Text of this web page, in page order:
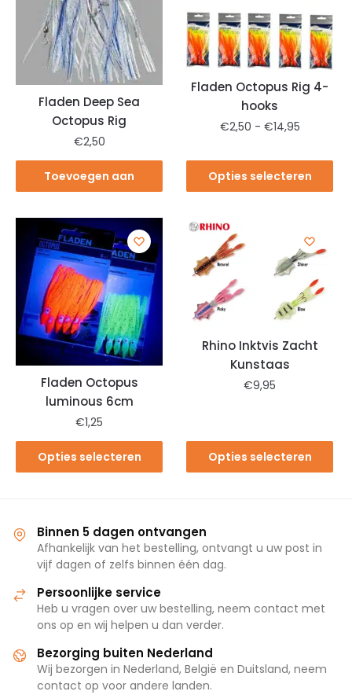
Fladen Deep Sea
Octopus Rig
€2,50
Toevoegen aan
Fladen Octopus Rig 4-
hooks
€2,50 - €14,95
Opties selecteren
Fladen Octopus
luminous 6cm
€1,25
Opties selecteren
Rhino Inktvis Zacht
Kunstaas
€9,95
Opties selecteren
Binnen 5 dagen ontvangen
Afhankelijk van het bestelling, ontvangt u uw post in
vijf dagen of zelfs binnen één dag.
Persoonlijke service
Heb u vragen over uw bestelling, neem contact met
ons op en wij helpen u dan verder.
Bezorging buiten Nederland
Wij bezorgen in Nederland, België en Duitsland, neem
contact op voor andere landen.